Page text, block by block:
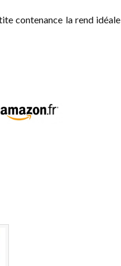
contenance la rend idéale